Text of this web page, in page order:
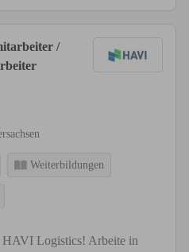
/
Weiterbildungen
HAVI Logistics! Arbeite in